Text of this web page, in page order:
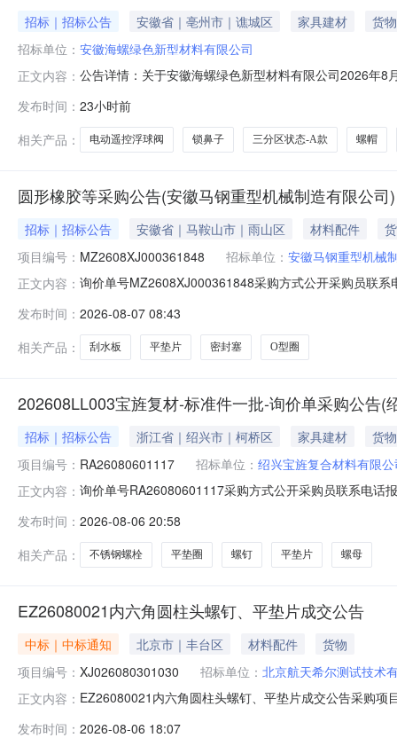
招标｜招标公告 安徽省｜亳州市｜谯城区 家具建材
货物
招标单位： 安徽海螺绿色新型材料有限公司
正文内容： 公告详情：关于安徽海螺绿色新型材料有限公司2026年8
一、询价内容概况：1.询价内容：本次询价采购的是辅
50cm*35cm*4cm国标套103
发布时间： 23小时前
相关产品：
电动遥控浮球阀 锁鼻子 三分区状态-A款 螺帽
圆形橡胶等采购公告(安徽马钢重型机械制造有限公司)
招标｜招标公告 安徽省｜马鞍山市｜雨山区 材料配件
项目编号： MZ2608XJ000361848 招标单位： 安徽马钢重型机械
正文内容： 询价单号MZ2608XJ000361848采购方式公开采购员联
垫片_15848253_芳纶纤维2.0件2026-10-30到货地点：
发布时间： 2026-08-07 08:43
相关产品：
刮水板 平垫片 密封塞 O型圈
202608LL003宝旌复材-标准件一批-询价单采购公告(
招标｜招标公告 浙江省｜绍兴市｜柯桥区 家具建材
货物
项目编号： RA26080601117 招标单位： 绍兴宝旌复合材料有限
正文内容： 询价单号RA26080601117采购方式公开采购员联系电话
08-20013平垫圈A级Φ8GB/T97.1-200283600.0件2026-
发布时间： 2026-08-06 20:58
相关产品：
不锈钢螺栓 平垫圈 螺钉 平垫片 螺母
EZ26080021内六角圆柱头螺钉、平垫片成交公告
中标｜中标通知 北京市｜丰台区 材料配件
货物
项目编号： XJ026080301030 招标单位： 北京航天希尔测试技术
正文内容： EZ26080021内六角圆柱头螺钉、平垫片成交公告采购
发布时间： 2026-08-06 18:07